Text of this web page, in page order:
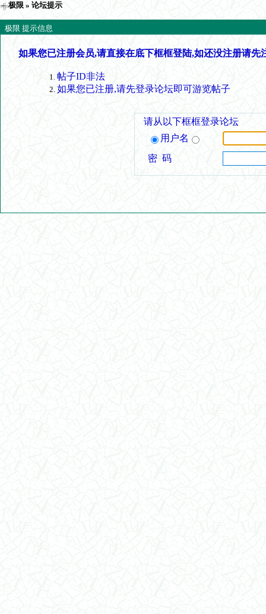
极限 » 论坛提示
极限 提示信息
如果您已注册会员,请直接在底下框框登陆,如还没注册请先
帖子ID非法
如果您已注册,请先登录论坛即可游览帖子
请从以下框框登录论坛
用户名
密 码